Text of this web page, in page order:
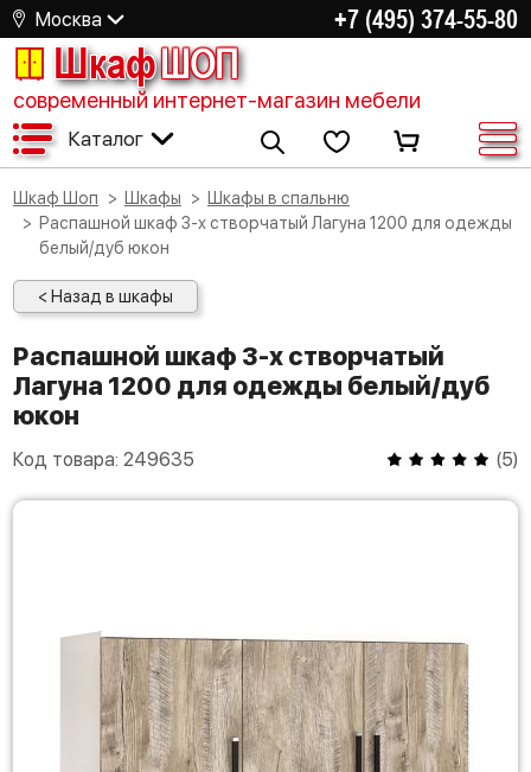
Москва +7 (495) 374-55-80
ШкафШОП
современный интернет-магазин мебели
Каталог
Шкаф Шоп Шкафы
Шкафы в спальню
Распашной шкаф 3-х створчатый Лагуна 1200 для одежды
белый/дуб юкон
< Назад в шкафы
Распашной шкаф 3-х створчатый
Лагуна 1200 для одежды белый/дуб
юкон
Код товара: 249635 (5)